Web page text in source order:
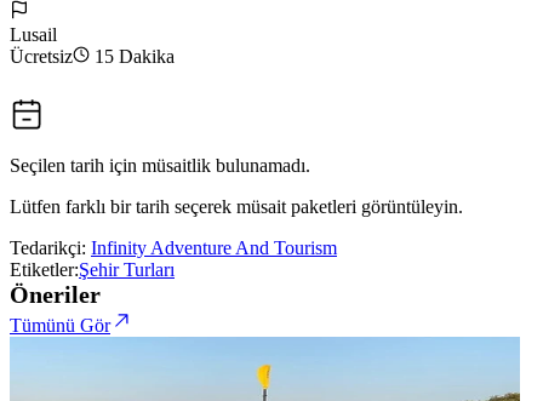
Lusail
Ücretsiz
15 Dakika
Seçilen tarih için müsaitlik bulunamadı.
Lütfen farklı bir tarih seçerek müsait paketleri görüntüleyin.
Tedarikçi: Infinity Adventure And Tourism
Etiketler:Şehir Turları
Öneriler
Tümünü Gör